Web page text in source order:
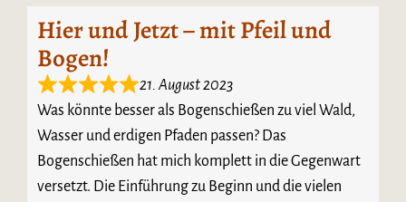
Hier und Jetzt – mit Pfeil und
Bogen!
21. August 2023
Was könnte besser als Bogenschießen zu viel Wald,
Wasser und erdigen Pfaden passen? Das
Bogenschießen hat mich komplett in die Gegenwart
versetzt. Die Einführung zu Beginn und die vielen